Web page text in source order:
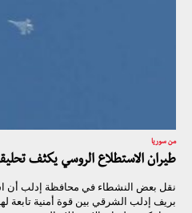
من سوريا
طيران الاستطلاع الروسي يكثف
نقل بعض النشطاء في محافظة إدلب أن
بريف إدلب الشرقي بين قوة أمنية تابعة